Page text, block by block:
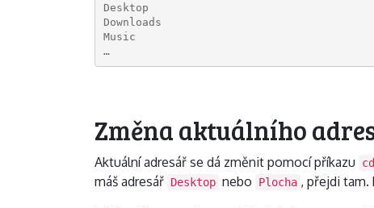
Desktop
Downloads
Music
…
Změna aktuálního
Aktuální adresář se dá změnit pomocí příkazu cd
máš adresář Desktop nebo Plocha , přejdi tam.